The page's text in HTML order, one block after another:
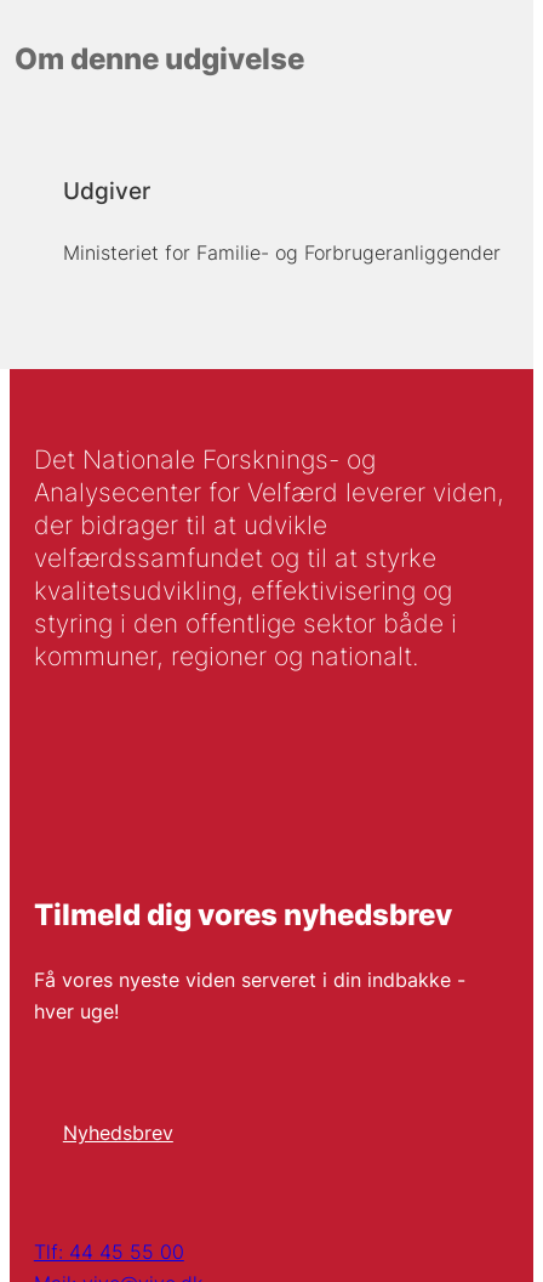
Om denne udgivelse
Udgiver
Ministeriet for Familie- og Forbrugeranliggender
Det Nationale Forsknings- og
Analysecenter for Velfærd leverer viden,
der bidrager til at udvikle
velfærdssamfundet og til at styrke
kvalitetsudvikling, effektivisering og
styring i den offentlige sektor både i
kommuner, regioner og nationalt.
Tilmeld dig vores nyhedsbrev
Få vores nyeste viden serveret i din indbakke -
hver uge!
Nyhedsbrev
Tlf: 44 45 55 00